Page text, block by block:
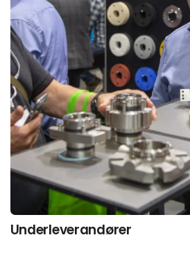
Underleverandører